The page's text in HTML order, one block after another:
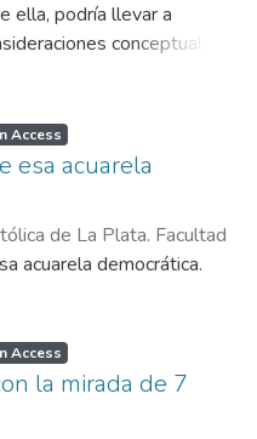
ella, podría llevar a
conceptuales
evolución o quizá las
Access
esa acuarela
de La Plata. Facultad
Políticas,2023-12-
acuarela democrática.
Access
la mirada de 7